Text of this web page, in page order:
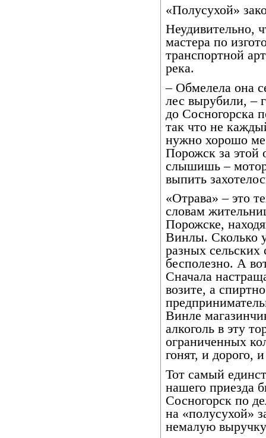
«Полусухой»
Неудивительно,
мастера по
транспортной
река.
– Обмелела она
лес вырубили, –
до Сосногорска
так что не
нужно хорошо
Порожск за этой
слышишь – мотор
выпить
«Отрава» – это
словам
Порожске,
Винлы. Сколько
разных сельских
бесполезно. А
Сначала
возите, а
Винле
алкоголь в эту
ограниченных
гонят, и дорого,
Тот самый
нашего приезда
Сосногорск по
на «полусухой»
немалую